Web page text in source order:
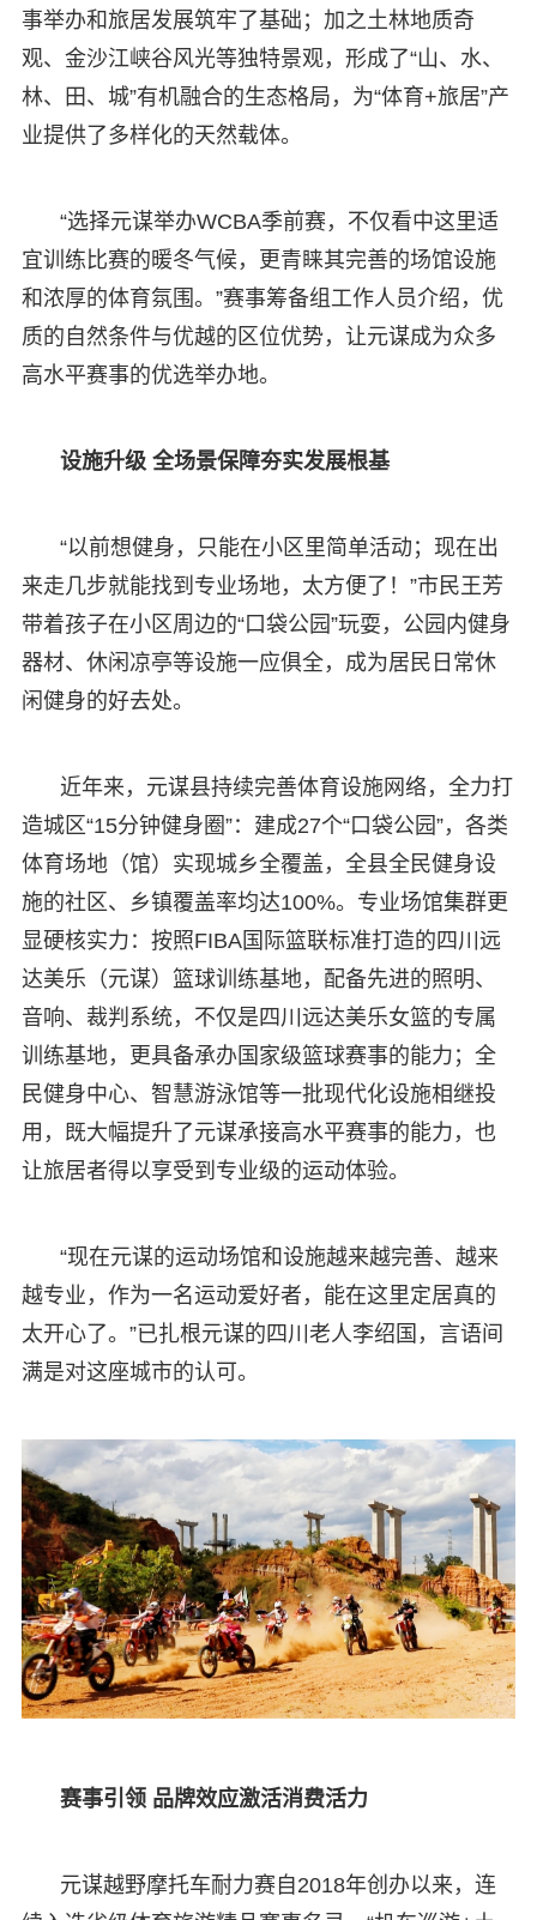
事举办和旅居发展筑牢了基础；加之土林地质奇
观、金沙江峡谷风光等独特景观，形成了“山、水、
林、田、城”有机融合的生态格局，为“体育+旅居”产
业提供了多样化的天然载体。
“选择元谋举办WCBA季前赛，不仅看中这里适
宜训练比赛的暖冬气候，更青睐其完善的场馆设施
和浓厚的体育氛围。”赛事筹备组工作人员介绍，优
质的自然条件与优越的区位优势，让元谋成为众多
高水平赛事的优选举办地。
设施升级 全场景保障夯实发展根基
“以前想健身，只能在小区里简单活动；现在出
来走几步就能找到专业场地，太方便了！”市民王芳
带着孩子在小区周边的“口袋公园”玩耍，公园内健身
器材、休闲凉亭等设施一应俱全，成为居民日常休
闲健身的好去处。
近年来，元谋县持续完善体育设施网络，全力打
造城区“15分钟健身圈”：建成27个“口袋公园”，各类
体育场地（馆）实现城乡全覆盖，全县全民健身设
施的社区、乡镇覆盖率均达100%。专业场馆集群更
显硬核实力：按照FIBA国际篮联标准打造的四川远
达美乐（元谋）篮球训练基地，配备先进的照明、
音响、裁判系统，不仅是四川远达美乐女篮的专属
训练基地，更具备承办国家级篮球赛事的能力；全
民健身中心、智慧游泳馆等一批现代化设施相继投
用，既大幅提升了元谋承接高水平赛事的能力，也
让旅居者得以享受到专业级的运动体验。
“现在元谋的运动场馆和设施越来越完善、越来
越专业，作为一名运动爱好者，能在这里定居真的
太开心了。”已扎根元谋的四川老人李绍国，言语间
满是对这座城市的认可。
赛事引领 品牌效应激活消费活力
元谋越野摩托车耐力赛自2018年创办以来，连